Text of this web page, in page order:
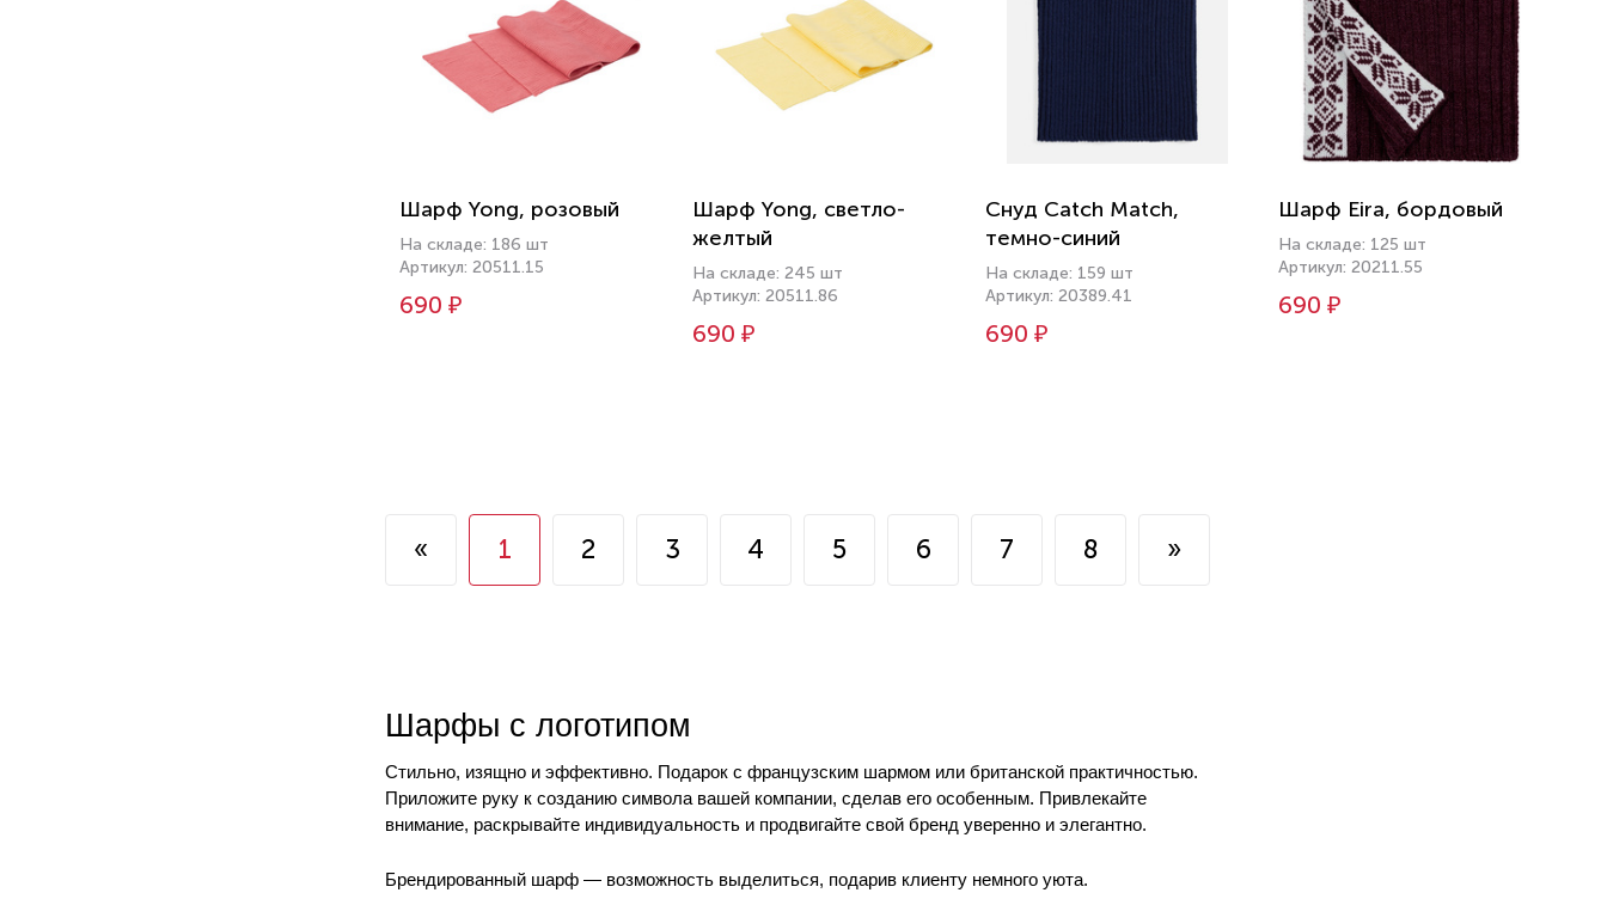
Шарф Yong, розовый
На складе: 186 шт
Артикул: 20511.15
690 ₽
Шарф Yong, светло-
желтый
На складе: 245 шт
Артикул: 20511.86
690 ₽
Снуд Catch Match,
темно-синий
На складе: 159 шт
Артикул: 20389.41
690 ₽
Шарф Eira, бордовый
На складе: 125 шт
Артикул: 20211.55
690 ₽
« 1 2 3 4 5 6 7 8 »
Шарфы с логотипом
Стильно, изящно и эффективно. Подарок с французским шармом или британской практичностью.
Приложите руку к созданию символа вашей компании, сделав его особенным. Привлекайте
внимание, раскрывайте индивидуальность и продвигайте свой бренд уверенно и элегантно.
Брендированный шарф — возможность выделиться, подарив клиенту немного уюта.